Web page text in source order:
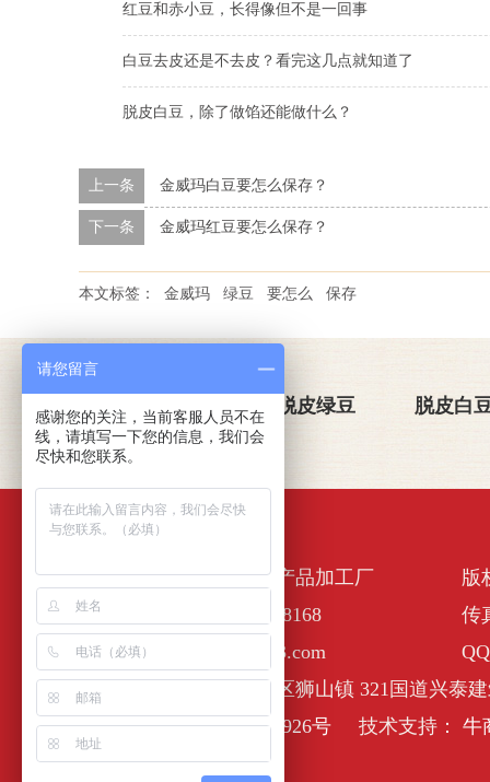
红豆和赤小豆，长得像但不是一回事
白豆去皮还是不去皮？看完这几点就知道了
脱皮白豆，除了做馅还能做什么？
上一条 金威玛白豆要怎么保存？
下一条 金威玛红豆要怎么保存？
本文标签： 金威玛 绿豆 要怎么 保存
关于金威玛 脱皮绿豆 脱皮白
佛山市南海区金诺一农产品加工厂
版
全国服务热线：400-6338168
传
E-Mail :nhjinweima@163.com
公司地址：佛山市南海区狮山镇 321国道兴泰
备案号：粤ICP备17127926号 技术支持： 牛
请您留言
感谢您的关注，当前客服人员不在
线，请填写一下您的信息，我们会
尽快和您联系。